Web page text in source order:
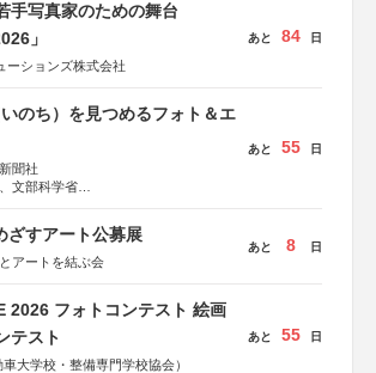
手写真家のための舞台
」
ーションズ株式会社
あと 84 日
のち）を見つめるフォト＆エ
聞社
文部科学省
社
あと 55 日
ざすアート公募展
アートを結ぶ会
あと 8 日
2026 フォトコンテスト 絵画
テスト
大学校・整備専門学校協会）
あと 55 日